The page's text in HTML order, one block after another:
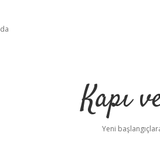
Kapı
Yeni